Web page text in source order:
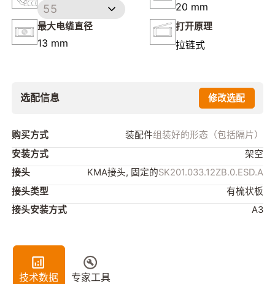
55 20 mm
最大电缆直径
13 mm
打开原理
拉链式
选配信息 修改选配
购买方式 装配件组装好的形态（包括隔片）
安装方式
架空
接头
KMA接头, 固定的SK201.033.12ZB.0.ESD.A
接头类型
有梳状板
接头安装方式
A3
技术数据 专家工具